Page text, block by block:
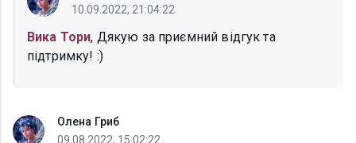
10.09.2022, 21:04:22
Вика Тори, Дякую за приємний відгук та
підтримку! :)
Олена Гриб
09.08.2022, 15:02:22